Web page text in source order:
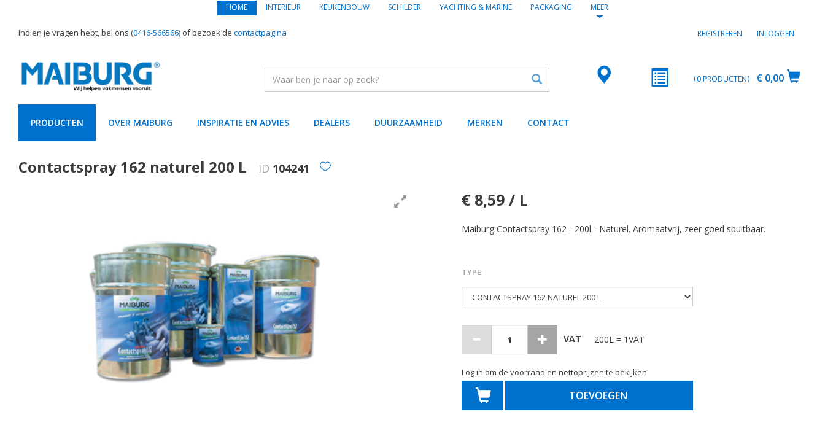
HOME INTERIEUR KEUKENBOUW SCHILDER YACHTING & MARINE PACKAGING MEER
Indien je vragen hebt, bel ons (0416-566566) of bezoek de contactpagina REGISTREREN INLOGGEN
€ 0,00
0PRODUCTEN
PRODUCTEN OVER MAIBURG INSPIRATIE EN ADVIES DEALERS DUURZAAMHEID MERKEN CONTACT
Contactspray 162 naturel 200 L ID 104241
€ 8,59 / L
Maiburg Contactspray 162 - 200l - Naturel. Aromaatvrij, zeer goed spuitbaar.
TYPE:
VAT 200L = 1VAT
Log in om de voorraad en nettoprijzen te bekijken
TOEVOEGEN